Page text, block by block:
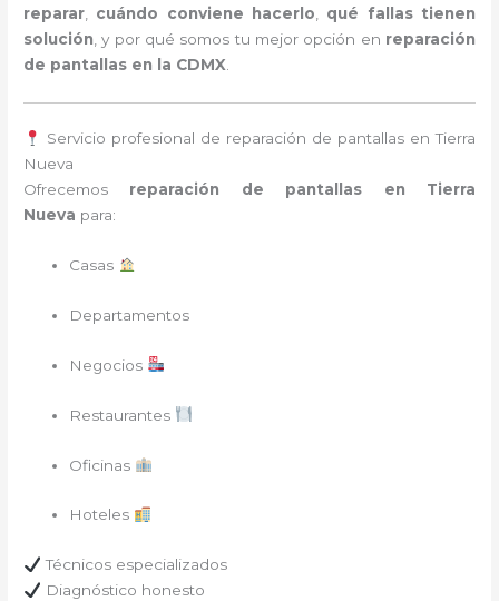
reparar
cuándo conviene hacerlo
qué fallas tienen
solución , y por qué somos tu mejor opción en reparación
de pantallas en la CDMX
Servicio profesional de reparación de pantallas en Tierra
Nueva
Ofrecemos reparación de pantallas en Tierra
Nueva para:
Casas
Departamentos
Negocios
Restaurantes
Oficinas
Hoteles
Técnicos especializados
Diagnóstico honesto